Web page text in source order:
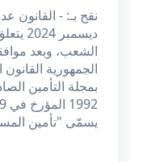
الشعب، وبعد
الجمهورية
يسمّى "تأمين